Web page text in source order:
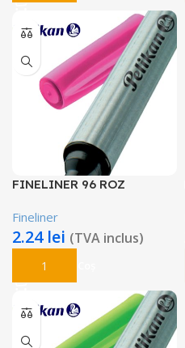
FINELINER 96 ROZ
Fineliner
2.24 lei (TVA inclus)
Adaugă În Coș